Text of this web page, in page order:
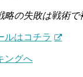
略の失敗は戦術で
ルはコチラ
ングへ